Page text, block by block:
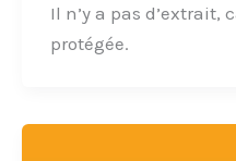
Il n’y a pas
protégée.